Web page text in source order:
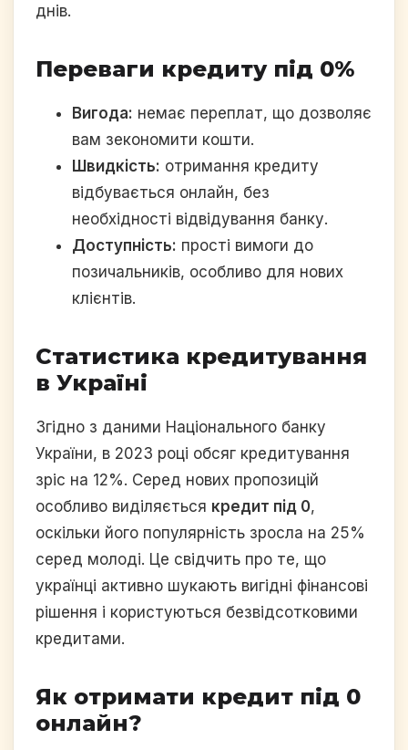
днів.
Переваги кредиту під 0%
Вигода: немає переплат, що дозволяє
вам зекономити кошти.
Швидкість: отримання кредиту
відбувається онлайн, без
необхідності відвідування банку.
Доступність: прості вимоги до
позичальників, особливо для нових
клієнтів.
Статистика кредитування
в Україні
Згідно з даними Національного банку
України, в 2023 році обсяг кредитування
зріс на 12%. Серед нових пропозицій
особливо виділяється кредит під 0,
оскільки його популярність зросла на 25%
серед молоді. Це свідчить про те, що
українці активно шукають вигідні фінансові
рішення і користуються безвідсотковими
кредитами.
Як отримати кредит під 0
онлайн?